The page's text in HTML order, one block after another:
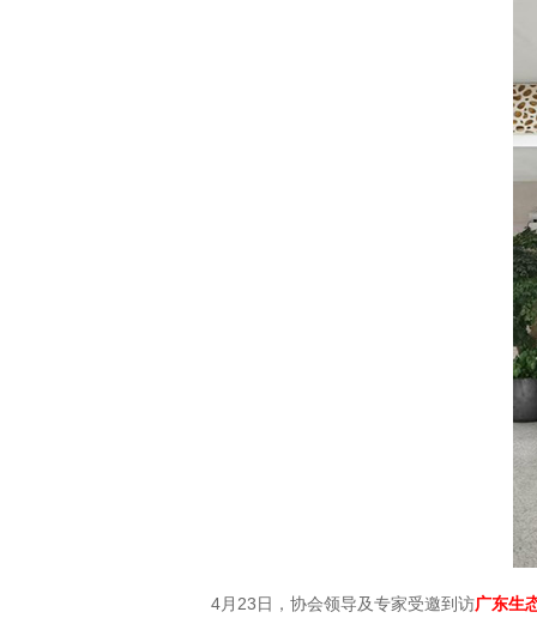
4月23日，协会领导及专家受邀到访广东生